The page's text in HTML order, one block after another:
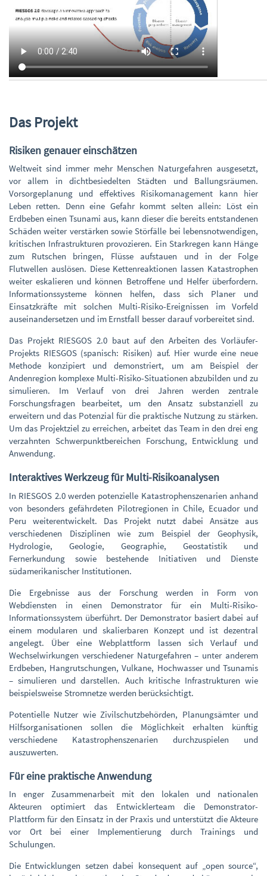
Das Projekt
Risiken genauer einschätzen
Weltweit sind immer mehr Menschen Naturgefahren ausgesetzt,
vor allem in dichtbesiedelten Städten und Ballungsräumen.
Vorsorgeplanung und effektives Risikomanagement kann hier
Leben retten. Denn eine Gefahr kommt selten allein: Löst ein
Erdbeben einen Tsunami aus, kann dieser die bereits entstandenen
Schäden weiter verstärken sowie Störfälle bei lebensnotwendigen,
kritischen Infrastrukturen provozieren. Ein Starkregen kann Hänge
zum Rutschen bringen, Flüsse aufstauen und in der Folge
Flutwellen auslösen. Diese Kettenreaktionen lassen Katastrophen
weiter eskalieren und können Betroffene und Helfer überfordern.
Informationssysteme können helfen, dass sich Planer und
Einsatzkräfte mit solchen Multi-Risiko-Ereignissen im Vorfeld
auseinandersetzen und im Ernstfall besser darauf vorbereitet sind.
Das Projekt RIESGOS 2.0 baut auf den Arbeiten des Vorläufer-
Projekts RIESGOS (spanisch: Risiken) auf. Hier wurde eine neue
Methode konzipiert und demonstriert, um am Beispiel der
Andenregion komplexe Multi-Risiko-Situationen abzubilden und zu
simulieren. Im Verlauf von drei Jahren werden zentrale
Forschungsfragen bearbeitet, um den Ansatz substanziell zu
erweitern und das Potenzial für die praktische Nutzung zu stärken.
Um das Projektziel zu erreichen, arbeitet das Team in den drei eng
verzahnten Schwerpunktbereichen Forschung, Entwicklung und
Anwendung.
Interaktives Werkzeug für Multi-Risikoanalysen
In RIESGOS 2.0 werden potenzielle Katastrophenszenarien anhand
von besonders gefährdeten Pilotregionen in Chile, Ecuador und
Peru weiterentwickelt. Das Projekt nutzt dabei Ansätze aus
verschiedenen Disziplinen wie zum Beispiel der Geophysik,
Hydrologie, Geologie, Geographie, Geostatistik und
Fernerkundung sowie bestehende Initiativen und Dienste
südamerikanischer Institutionen.
Die Ergebnisse aus der Forschung werden in Form von
Webdiensten in einen Demonstrator für ein Multi-Risiko-
Informationssystem überführt. Der Demonstrator basiert dabei auf
einem modularen und skalierbaren Konzept und ist dezentral
angelegt. Über eine Webplattform lassen sich Verlauf und
Wechselwirkungen verschiedener Naturgefahren – unter anderem
Erdbeben, Hangrutschungen, Vulkane, Hochwasser und Tsunamis
– simulieren und darstellen. Auch kritische Infrastrukturen wie
beispielsweise Stromnetze werden berücksichtigt.
Potentielle Nutzer wie Zivilschutzbehörden, Planungsämter und
Hilfsorganisationen sollen die Möglichkeit erhalten künftig
verschiedene Katastrophenszenarien durchzuspielen und
auszuwerten.
Für eine praktische Anwendung
In enger Zusammenarbeit mit den lokalen und nationalen
Akteuren optimiert das Entwicklerteam die Demonstrator-
Plattform für den Einsatz in der Praxis und unterstützt die Akteure
vor Ort bei einer Implementierung durch Trainings und
Schulungen.
Die Entwicklungen setzen dabei konsequent auf „open source“,